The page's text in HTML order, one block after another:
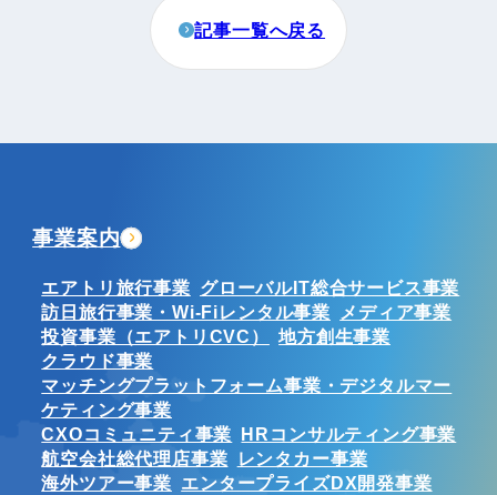
記事一覧へ戻る
事業案内
エアトリ旅行事業 グローバルIT総合サービス事業
訪日旅行事業・Wi-Fiレンタル事業
メディア事業
投資事業（エアトリCVC）
地方創生事業
クラウド事業
マッチングプラットフォーム事業・デジタルマー
ケティング事業
CXOコミュニティ事業
HRコンサルティング事業
航空会社総代理店事業
レンタカー事業
海外ツアー事業 エンタープライズDX開発事業